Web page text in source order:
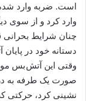
است. ضربه وارد
وارد کرد و از سوی
چنان شرایط بحرانی
دستانه خود در
وقتی این آتش بس
صورت یک طرفه به
نشینی کرد، حرکتی